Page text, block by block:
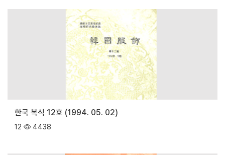
한국 복식 12호 (1994. 05. 02)
12 4438